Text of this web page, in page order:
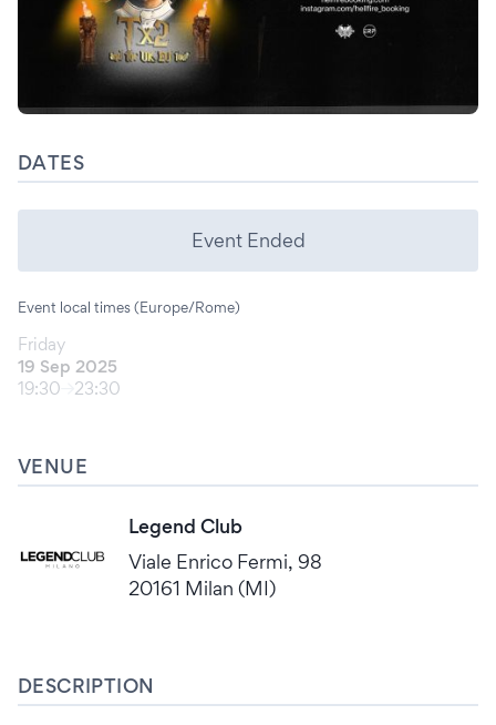
DATES
Event Ended
Event local times (Europe/Rome)
Friday
19 Sep 2025
19:30
23:30
VENUE
Legend Club
Viale Enrico Fermi, 98
20161 Milan (MI)
DESCRIPTION